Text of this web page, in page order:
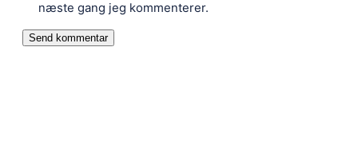
næste gang jeg kommenterer.